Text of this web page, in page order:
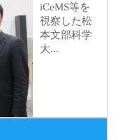
iCeMS等を
視察した松
本文部科学
大...